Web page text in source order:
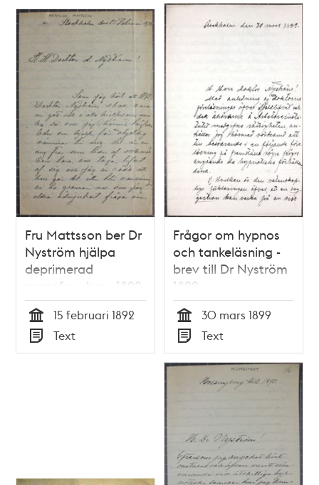
Fru Mattsson ber Dr
Nyström hjälpa
deprimerad
grannfru - brev 1892
Tid
15 februari 1892
Typ
Text
Frågor om hypnos
och tankeläsning -
brev till Dr Nyström
1899
Tid
30 mars 1899
Typ
Text